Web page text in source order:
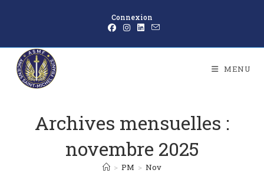
Connexion
MENU
Archives mensuelles :
novembre 2025
> PM > Nov